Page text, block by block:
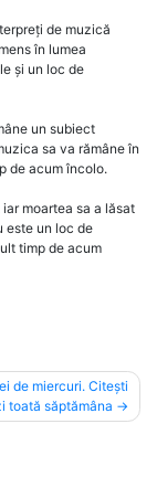
de muzică
în lumea
și un loc de
un subiect
sa va rămâne în
de acum încolo.
moartea sa a lăsat
este un loc de
timp de acum
de miercuri. Citești
toată săptămâna